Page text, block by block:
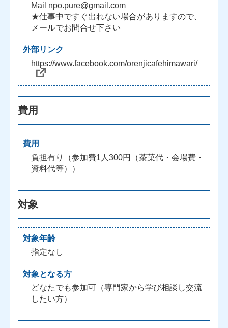
Mail npo.pure@gmail.com
★仕事中ですぐ出れない場合がありますので、
メールでお問合せ下さい
外部リンク
https://www.facebook.com/orenjicafehimawari/
費用
費用
負担有り（参加費1人300円（茶菓代・会場費・
資料代等））
対象
対象年齢
指定なし
対象となる方
どなたでも参加可（専門家から学び相談し交流
したい方）